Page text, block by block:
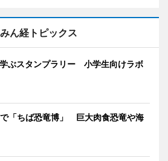
みん経トピックス
ぶスタンプラリー 小学生向けラボ
「ちば恐竜博」 巨大肉食恐竜や海